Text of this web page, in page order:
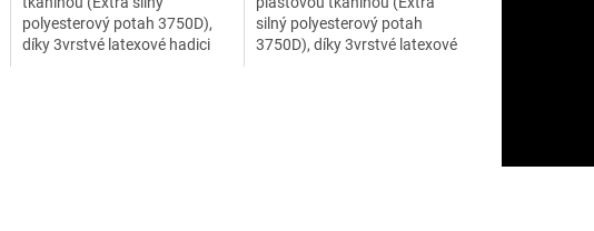
polyesterový potah 3750D),
díky 3vrstvé latexové hadici
silný polyesterový potah
3750D), díky 3vrstvé latexové